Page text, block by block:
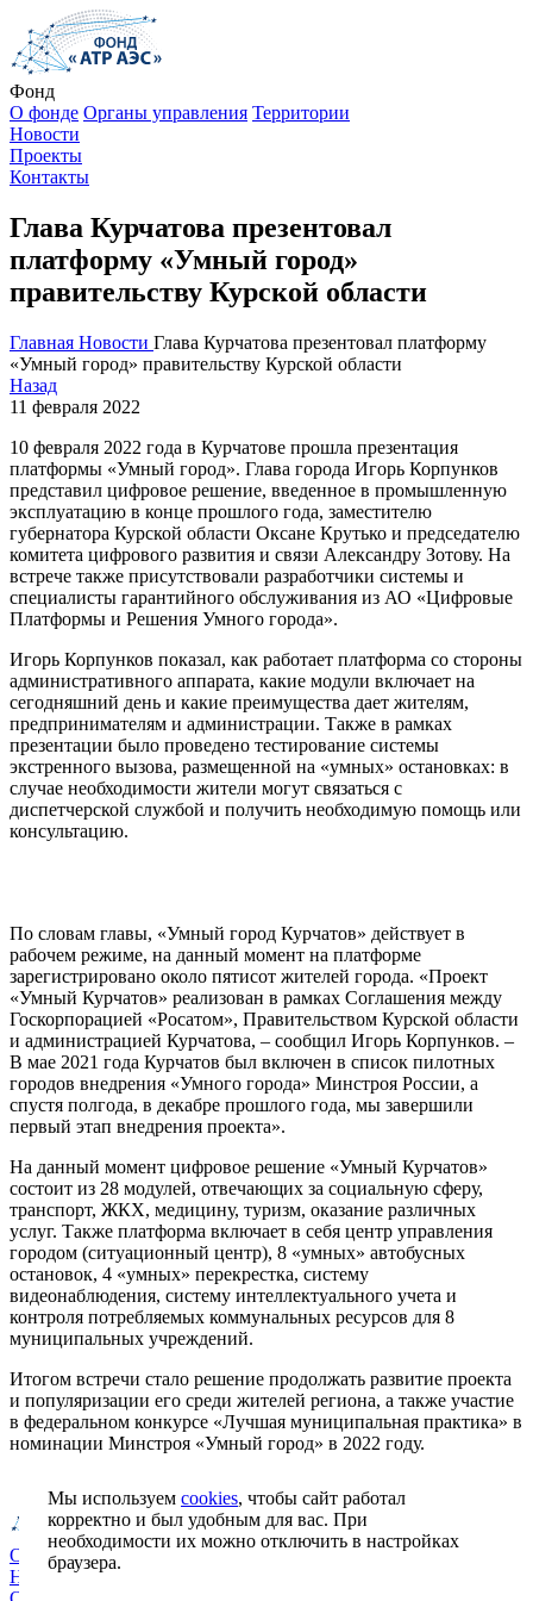
Фонд
О фонде Органы управления Территории
Новости
Проекты
Контакты
Глава Курчатова презентовал
платформу «Умный город»
правительству Курской области
Главная Новости Глава Курчатова презентовал платформу
«Умный город» правительству Курской области
Назад
11 февраля 2022
10 февраля 2022 года в Курчатове прошла презентация
платформы «Умный город». Глава города Игорь Корпунков
представил цифровое решение, введенное в промышленную
эксплуатацию в конце прошлого года, заместителю
губернатора Курской области Оксане Крутько и председателю
комитета цифрового развития и связи Александру Зотову. На
встрече также присутствовали разработчики системы и
специалисты гарантийного обслуживания из АО «Цифровые
Платформы и Решения Умного города».
Игорь Корпунков показал, как работает платформа со стороны
административного аппарата, какие модули включает на
сегодняшний день и какие преимущества дает жителям,
предпринимателям и администрации. Также в рамках
презентации было проведено тестирование системы
экстренного вызова, размещенной на «умных» остановках: в
случае необходимости жители могут связаться с
диспетчерской службой и получить необходимую помощь или
консультацию.
По словам главы, «Умный город Курчатов» действует в
рабочем режиме, на данный момент на платформе
зарегистрировано около пятисот жителей города. «Проект
«Умный Курчатов» реализован в рамках Соглашения между
Госкорпорацией «Росатом», Правительством Курской области
и администрацией Курчатова, – сообщил Игорь Корпунков. –
В мае 2021 года Курчатов был включен в список пилотных
городов внедрения «Умного города» Минстроя России, а
спустя полгода, в декабре прошлого года, мы завершили
первый этап внедрения проекта».
На данный момент цифровое решение «Умный Курчатов»
состоит из 28 модулей, отвечающих за социальную сферу,
транспорт, ЖКХ, медицину, туризм, оказание различных
услуг. Также платформа включает в себя центр управления
городом (ситуационный центр), 8 «умных» автобусных
остановок, 4 «умных» перекрестка, систему
видеонаблюдения, систему интеллектуального учета и
контроля потребляемых коммунальных ресурсов для 8
муниципальных учреждений.
Итогом встречи стало решение продолжать развитие проекта
и популяризации его среди жителей региона, а также участие
в федеральном конкурсе «Лучшая муниципальная практика» в
номинации Минстроя «Умный город» в 2022 году.
О фонде
Новости
Мы используем cookies, чтобы сайт работал
корректно и был удобным для вас. При
необходимости их можно отключить в настройках
браузера.